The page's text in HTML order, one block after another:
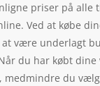
priser på alle
Ved at købe
være underlagt
du har købt dine
medmindre du